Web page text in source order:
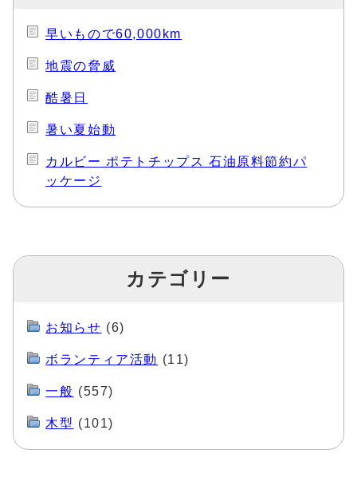
早いもので60,000km
地震の脅威
酷暑日
暑い夏始動
カルビー ポテトチップス 石油原料節約パ
ッケージ
カテゴリー
お知らせ (6)
ボランティア活動 (11)
一般 (557)
木型 (101)